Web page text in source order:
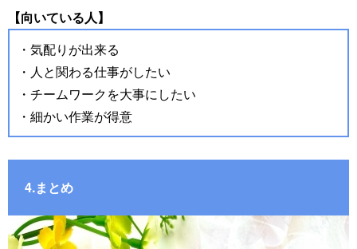
【向いている人】
・気配りが出来る
・人と関わる仕事がしたい
・チームワークを大事にしたい
・細かい作業が得意
4.まとめ